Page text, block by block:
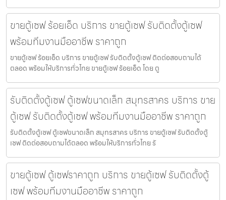
ขายตู้เซฟ ร้อยเอ็ด บริการ ขายตู้เซฟ รับติดตั้งตู้เซฟ
พร้อมทีมงานมืออาชีพ ราคาถูก
ขายตู้เซฟ ร้อยเอ็ด บริการ ขายตู้เซฟ รับติดตั้งตู้เซฟ ติดต่อสอบถามได้
ตลอด พร้อมให้บริการทั่วไทย ขายตู้เซฟ ร้อยเอ็ด โดย ตู
รับติดตั้งตู้เซฟ ตู้เซฟขนาดเล็ก สมุทรสาคร บริการ ขาย
ตู้เซฟ รับติดตั้งตู้เซฟ พร้อมทีมงานมืออาชีพ ราคาถูก
รับติดตั้งตู้เซฟ ตู้เซฟขนาดเล็ก สมุทรสาคร บริการ ขายตู้เซฟ รับติดตั้งตู้
เซฟ ติดต่อสอบถามได้ตลอด พร้อมให้บริการทั่วไทย รั
ขายตู้เซฟ ตู้เซฟราคาถูก บริการ ขายตู้เซฟ รับติดตั้งตู้
เซฟ พร้อมทีมงานมืออาชีพ ราคาถูก